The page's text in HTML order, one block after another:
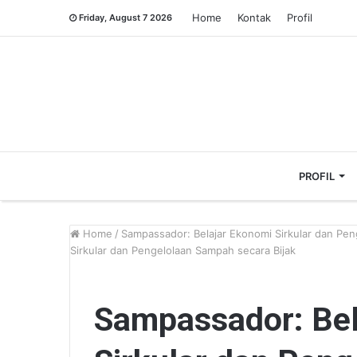
Friday, August 7 2026 Home Kontak Profil
PROFIL
Home / Sampassador: Belajar Ekonomi Sirkular dan
Sirkular dan Pengelolaan Sampah secara Bijak
Sampassador: